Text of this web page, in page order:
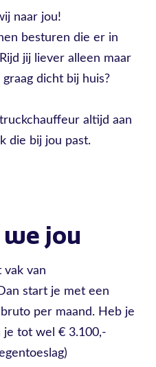
naar jou!
besturen die er in
jij liever alleen maar
dicht bij huis?
altijd aan
die bij jou past.
jou
vak van
start je met een
per maand. Heb je
je tot wel € 3.100,-